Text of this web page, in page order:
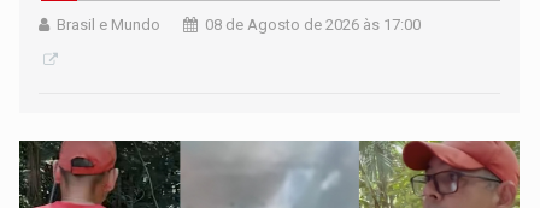
Brasil e Mundo 08 de Agosto de 2026 às 17:00